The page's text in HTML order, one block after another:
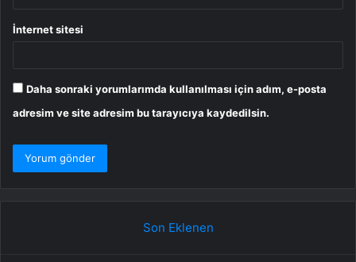
İnternet sitesi
Daha sonraki yorumlarımda kullanılması için adım, e-posta
adresim ve site adresim bu tarayıcıya kaydedilsin.
Son Eklenen